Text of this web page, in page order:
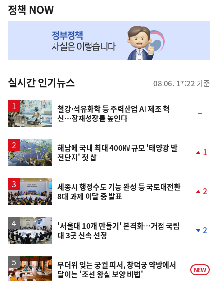
책
NOW,
뉴
스
정책 NOW
실시간 인기뉴스 08.06. 17:22 기준
철강·석유화학 등 주력산업 AI 제조 혁
신…잠재성장률 높인다
일
해남에 국내 최대 400㎿ 규모 '태양광 발
전단지' 첫 삽
계
1
세종시 행정수도 기능 완성 등 국토대전환
8대 과제 이달 중 발표
계
2
'서울대 10개 만들기' 본격화…거점 국립
대 3곳 신속 선정
계
락
2
무더위 잊는 궁궐 피서, 창덕궁 약방에서
달이는 '조선 왕실 보양 비법'
NEW